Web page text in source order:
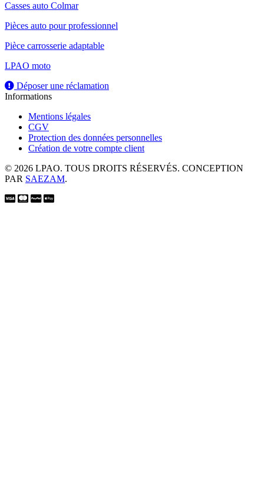
Casses auto Colmar
Pièces auto pour professionnel
Pièce carrosserie adaptable
LPAO moto
Déposer une réclamation
Informations
Mentions légales
CGV
Protection des données personnelles
Création de votre compte client
© 2026 LPAO. TOUS DROITS RÉSERVÉS. CONCEPTION
PAR SAEZAM.